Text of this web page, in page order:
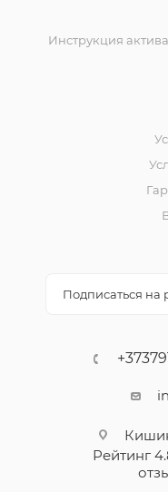
Инструкция
Подписаться на
Рейтинг